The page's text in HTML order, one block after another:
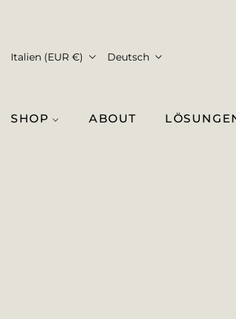
Italien (EUR €) Deutsch
SHOP ABOUT